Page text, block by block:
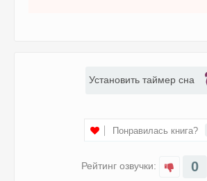
Рейтинг озвучки: 0
Понравилась книга?
Установить таймер сна